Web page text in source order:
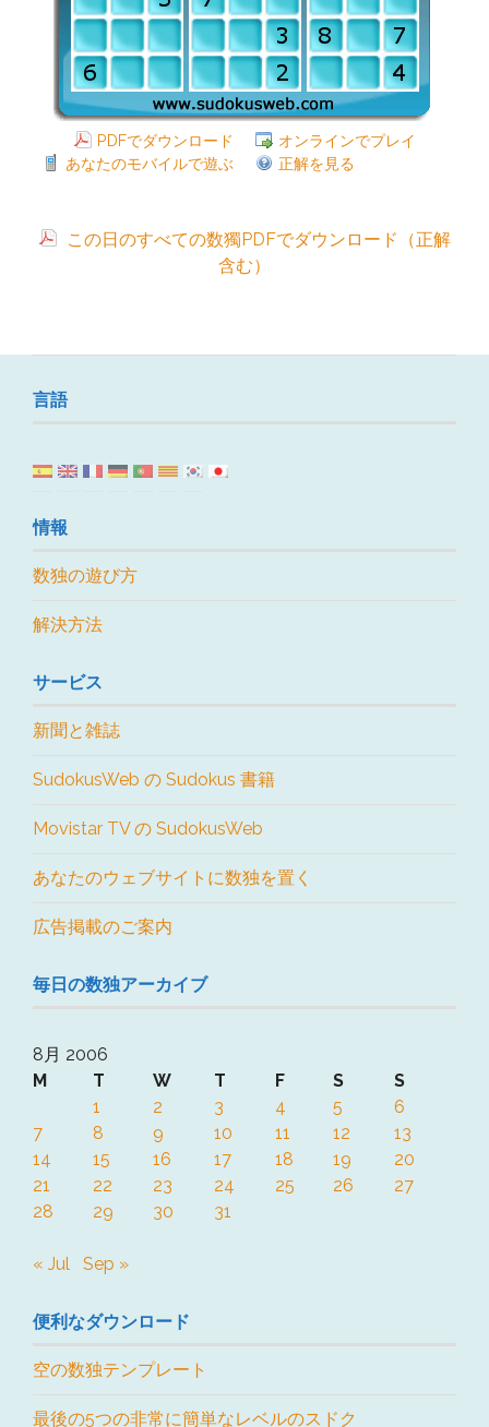
PDFでダウンロード
オンラインでプレイ
あなたのモバイルで遊ぶ
正解を見る
この日のすべての数獨PDFでダウンロード（正解
含む）
言語
情報
数独の遊び方
解決方法
サービス
新聞と雑誌
SudokusWeb の Sudokus 書籍
Movistar TV の SudokusWeb
あなたのウェブサイトに数独を置く
広告掲載のご案内
毎日の数独アーカイブ
8月 2006
M
T W T F S
S
1
2 3 4 5
6
7
8 9 10 11 12
13
14
15 16 17 18 19
20
21
22 23 24 25 26
27
28
29 30 31
« Jul Sep »
便利なダウンロード
空の数独テンプレート
最後の5つの非常に簡単なレベルのスドク